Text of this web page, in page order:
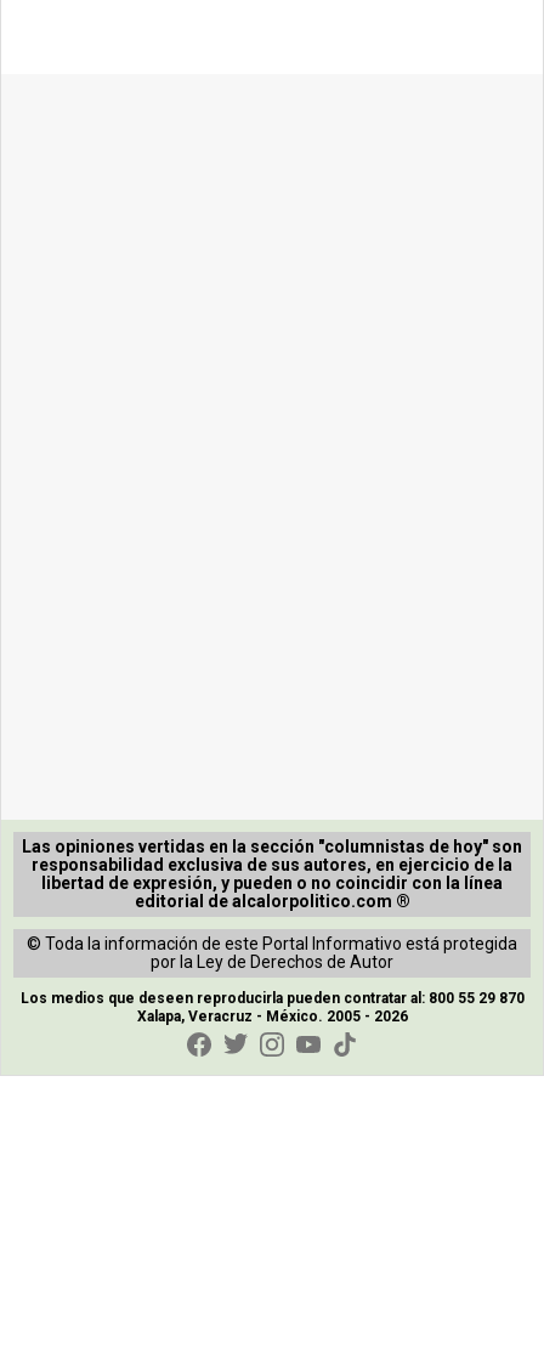
Las opiniones vertidas en la sección "columnistas de hoy" son
responsabilidad exclusiva de sus autores, en ejercicio de la
libertad de expresión, y pueden o no coincidir con la línea
editorial de alcalorpolitico.com ®
© Toda la información de este Portal Informativo está protegida
por la Ley de Derechos de Autor
Los medios que deseen reproducirla pueden contratar al: 800 55 29 870
Xalapa, Veracruz - México. 2005 - 2026